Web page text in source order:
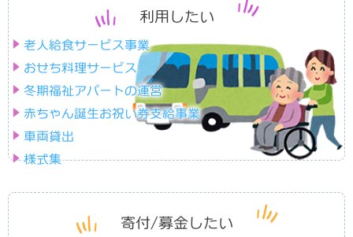
社協って？
ボランティア参加や活動
ボランティア連絡協議会
ボランティア体験･研修･講座
福祉研究普及校支援
暮らしのサポート
利用したい
老人給食サービス事業
おせち料理サービス
冬期福祉アパートの運営
赤ちゃん誕生お祝い券支給事業
車両貸出
様式集
寄付/募金したい